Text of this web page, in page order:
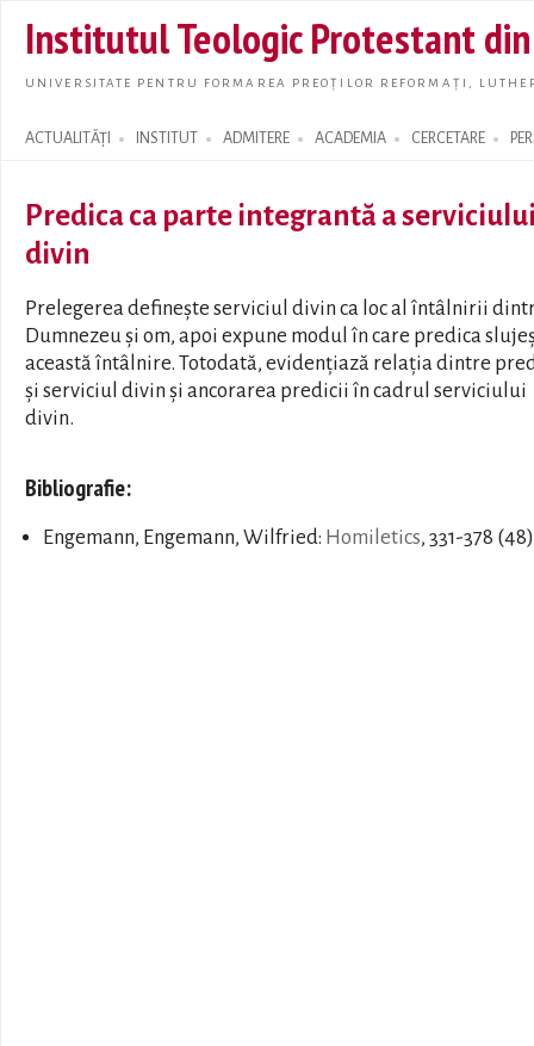
main
Institutul Teologic Protestant
UNIVERSITATE PENTRU FORMAREA PREOȚILOR REFORMAȚI,
ACTUALITĂȚI INSTITUT ADMITERE ACADEMIA CERCETARE
Search form
Predica ca parte integrantă a
divin
Prelegerea definește serviciul divin ca loc al întâlnirii
Dumnezeu și om, apoi expune modul în care predica
această întâlnire. Totodată, evidențiază relația dintre
și serviciul divin și ancorarea predicii în cadrul serviciului
divin.
Bibliografie:
Engemann, Engemann, Wilfried: Homiletics, 331-378 (48)